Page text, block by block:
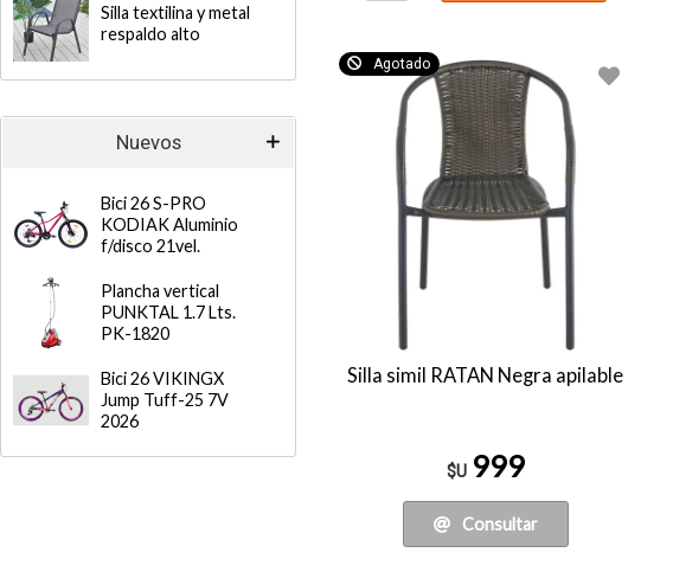
Silla textilina y metal
respaldo alto
Nuevos
Bici 26 S-PRO
KODIAK Aluminio
f/disco 21vel.
Plancha vertical
PUNKTAL 1.7 Lts.
PK-1820
Bici 26 VIKINGX
Jump Tuff-25 7V
2026
Agotado
Silla simil RATAN Negra apilable
$U 999
Consultar